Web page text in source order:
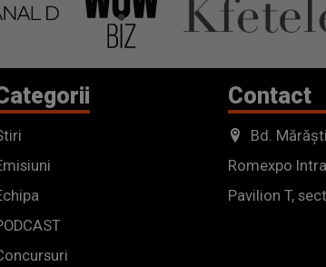
Contact
Bd.
Romexpo
Pavilion T,